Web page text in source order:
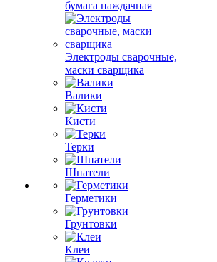
бумага наждачная
Электроды сварочные,
маски сварщика
Валики
Кисти
Терки
Шпатели
Герметики
Грунтовки
Клеи